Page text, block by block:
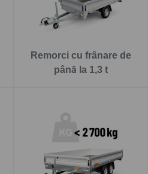
Remorci cu frânare de
până la 1,3 t